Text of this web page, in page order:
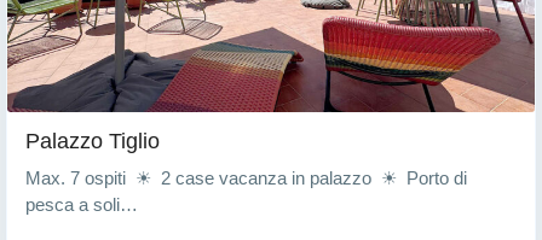
Palazzo Tiglio
Max. 7 ospiti ☀ 2 case vacanza in palazzo ☀ Porto di
pesca a soli…